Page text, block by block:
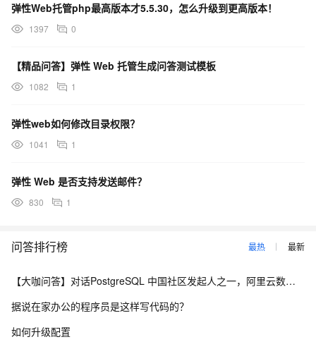
弹性Web托管php最高版本才5.5.30，怎么升级到更高版本！
1397 0
【精品问答】弹性 Web 托管生成问答测试模板
1082 1
弹性web如何修改目录权限？
1041 1
弹性 Web 是否支持发送邮件？
830 1
问答排行榜 最热 最新
【大咖问答】对话PostgreSQL 中国社区发起人之一，阿里云数据库高级专家 德哥
据说在家办公的程序员是这样写代码的？
如何升级配置